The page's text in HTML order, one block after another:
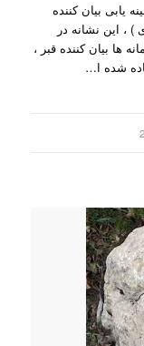
یابی بیان کننده
، این نشانه در
ها بیان کننده قبر ،
شده ا…